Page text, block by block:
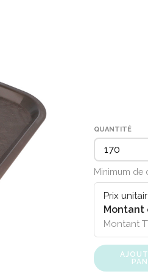
QUANTITÉ
Minimum de
Prix
Montant
Montant